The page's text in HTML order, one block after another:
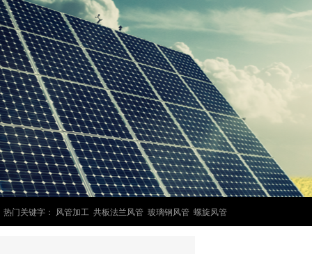
热门关键字： 风管加工 共板法兰风管 玻璃钢风管 螺旋风管